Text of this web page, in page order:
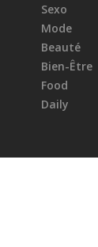
Sexo
Mode
Beauté
Bien-Être
Food
Daily